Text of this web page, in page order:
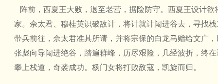
阵前，西夏王大败，退至老营，据险防守。西夏王设计
家。佘太君、穆桂英识破敌计，将计就计闯进谷去，寻找
带兵前往，佘太君准其所请，并将宗保的白龙马赠给文广
张彪向导闯进绝谷，踏遍群峰，历尽艰险，几经波折，终
攀上栈道，奇袭成功。杨门女将打败敌寇，凯旋而归。